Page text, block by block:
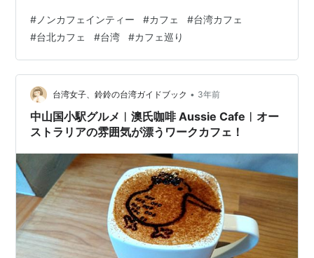
の方とエンジニアの方がいらっしゃるという、一風変わ
ったカフェだった。 今回、特段アップル製品を買おうと
もメンテナンスしようとも思っておらず、ただおいしい
ドリンクを楽しんだだけだったが、スマホの調子が悪く
なったらここに相談に来るのはありかもしれないと思っ
た。 公式ウェブサイト：Welcome…
# ノンカフェインティー #カフェ #台湾カフェ
#台北カフェ #台湾 #カフェ巡り
台湾女子、鈴鈴の台湾ガイドブック • 3年前
中山国小駅グルメ︱澳氏咖啡 Aussie Cafe︱オー
ストラリアの雰囲気が漂うワークカフェ！